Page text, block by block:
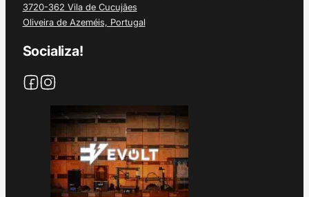
3720-362 Vila de Cucujães
Oliveira de Azeméis, Portugal
Socializa!